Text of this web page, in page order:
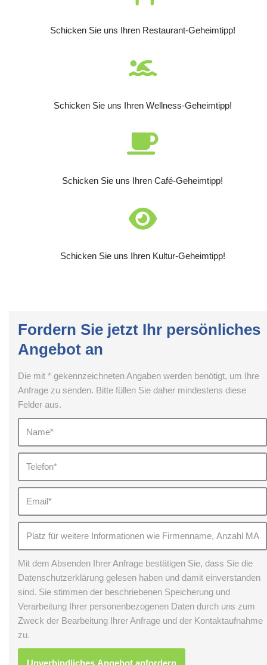
Schicken Sie uns Ihren Restaurant-Geheimtipp!
Schicken Sie uns Ihren Wellness-Geheimtipp!
Schicken Sie uns Ihren Café-Geheimtipp!
Schicken Sie uns Ihren Kultur-Geheimtipp!
Fordern Sie jetzt Ihr persönliches
Angebot an
Die mit * gekennzeichneten Angaben werden benötigt, um Ihre
Anfrage zu senden. Bitte füllen Sie daher mindestens diese
Felder aus.
Mit dem Absenden Ihrer Anfrage bestätigen Sie, dass Sie die
Datenschutzerklärung gelesen haben und damit einverstanden
sind. Sie stimmen der beschriebenen Speicherung und
Verarbeitung Ihrer personenbezogenen Daten durch uns zum
Zweck der Bearbeitung Ihrer Anfrage und der Kontaktaufnahme
zu.